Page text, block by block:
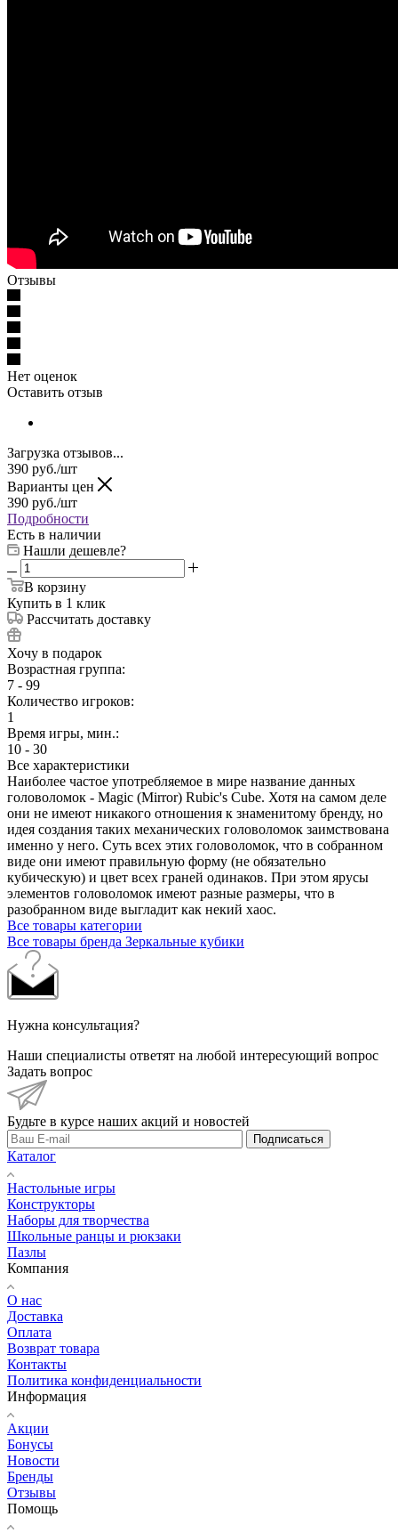
Отзывы
Нет оценок
Оставить отзыв
Загрузка отзывов...
390 руб./шт
Варианты цен
390 руб./шт
Подробности
Есть в наличии
Нашли дешевле?
В корзину
Купить в 1 клик
Рассчитать доставку
Хочу в подарок
Возрастная группа:
7 - 99
Количество игроков:
1
Время игры, мин.:
10 - 30
Все характеристики
Наиболее частое употребляемое в мире название данных
головоломок - Magic (Mirror) Rubic's Cube. Хотя на самом деле
они не имеют никакого отношения к знаменитому бренду, но
идея создания таких механических головоломок заимствована
именно у него. Суть всех этих головоломок, что в собранном
виде они имеют правильную форму (не обязательно
кубическую) и цвет всех граней одинаков. При этом ярусы
элементов головоломок имеют разные размеры, что в
разобранном виде выгладит как некий хаос.
Все товары категории
Все товары бренда Зеркальные кубики
Нужна консультация?
Наши специалисты ответят на любой интересующий вопрос
Задать вопрос
Будьте в курсе наших акций и новостей
Подписаться
Каталог
Настольные игры
Конструкторы
Наборы для творчества
Школьные ранцы и рюкзаки
Пазлы
Компания
О нас
Доставка
Оплата
Возврат товара
Контакты
Политика конфиденциальности
Информация
Акции
Бонусы
Новости
Бренды
Отзывы
Помощь